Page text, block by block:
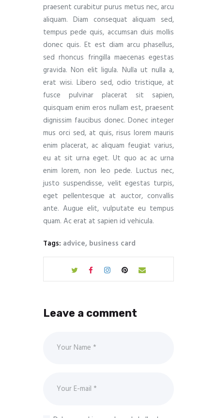
praesent curabitur purus metus nec, arcu
aliquam. Diam consequat aliquam sed,
tempus pede quis, accumsan duis mollis
donec quis. Et est diam arcu phasellus,
sed rhoncus fringilla maecenas egestas
gravida. Non elit ligula. Nulla ut nulla a,
erat wisi. Libero sed, odio tristique, at
fusce pulvinar placerat sit sapien,
quisquam enim eros nullam est, praesent
dignissim faucibus donec. Donec integer
mus orci sed, at quis, risus lorem mauris
enim placerat, ac aliquam feugiat varius,
eu at sit urna eget. Ut quo ac ac urna
enim lorem, non leo pede. Luctus nec,
justo suspendisse, velit egestas turpis,
eget pellentesque at auctor, convallis
ante. Augue elit, vulputate eu tempus
quam. Ac erat at sapien id vehicula.
Tags: advice, business card
Leave a comment